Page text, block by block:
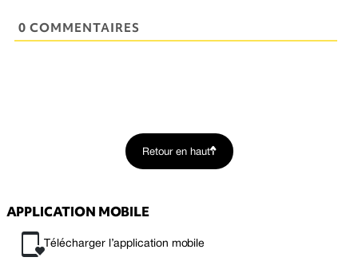
0 COMMENTAIRES
Retour en haut
APPLICATION MOBILE
Télécharger l’application mobile